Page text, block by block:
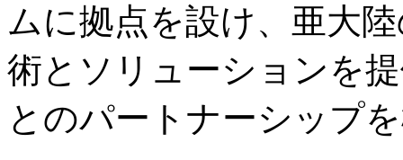
ムに拠点を設け、亜大
術とソリューションを
とのパートナーシップ